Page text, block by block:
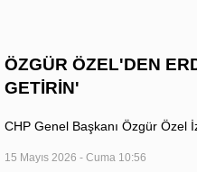
ÖZGÜR ÖZEL'DEN
GETİRİN'
CHP Genel Başkanı Özgür Özel
15 Mayıs 2026 - Cuma 10:56